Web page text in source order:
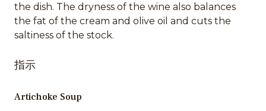
the dish. The dryness of the wine also balances
the fat of the cream and olive oil and cuts the
saltiness of the stock.
指示
Artichoke Soup